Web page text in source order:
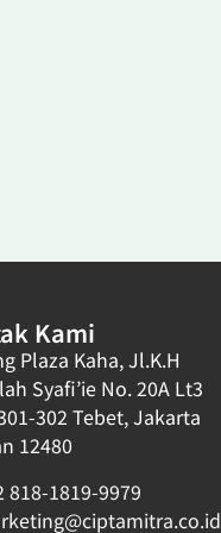
Kami
Plaza Kaha, Jl.K.H
Syafi’ie No. 20A Lt3
302 Tebet, Jakarta
12480
818-1819-9979